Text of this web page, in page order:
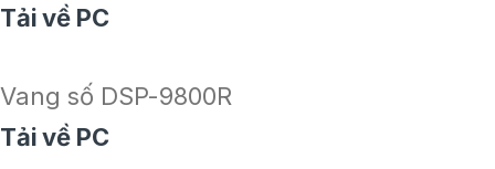
Tải về PC
Vang số DSP-9800R
Tải về PC